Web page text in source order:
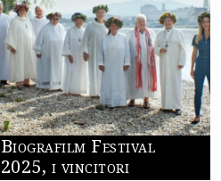
Biografilm Festival
2025, i vincitori